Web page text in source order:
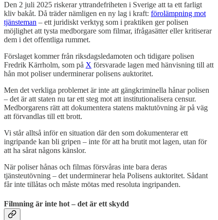
Den 2 juli 2025 riskerar yttrandefriheten i Sverige att ta ett farligt
kliv bakåt. Då träder nämligen en ny lag i kraft: förolämpning mot
tjänsteman – ett juridiskt verktyg som i praktiken ger polisen
möjlighet att tysta medborgare som filmar, ifrågasätter eller kritiserar
dem i det offentliga rummet.
Förslaget kommer från riksdagsledamoten och tidigare polisen
Fredrik Kärrholm, som på X försvarade lagen med hänvisning till att
hån mot poliser underminerar polisens auktoritet.
Men det verkliga problemet är inte att gängkriminella hånar polisen
– det är att staten nu tar ett steg mot att institutionalisera censur.
Medborgarens rätt att dokumentera statens maktutövning är på väg
att förvandlas till ett brott.
Vi står alltså inför en situation där den som dokumenterar ett
ingripande kan bli gripen – inte för att ha brutit mot lagen, utan för
att ha sårat någons känslor.
När poliser hånas och filmas försvåras inte bara deras
tjänsteutövning – det underminerar hela Polisens auktoritet. Sådant
får inte tillåtas och måste mötas med resoluta ingripanden.
Filmning är inte hot – det är ett skydd